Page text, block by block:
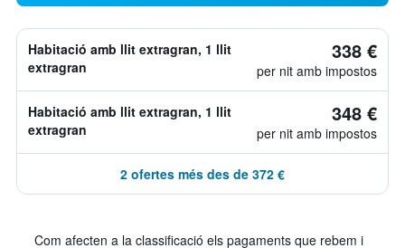
Habitació amb llit extragran, 1 llit
extragran
338 €
per nit amb impostos
Habitació amb llit extragran, 1 llit
extragran
348 €
per nit amb impostos
2 ofertes més des de 372 €
Com afecten a la classificació els pagaments que rebem i